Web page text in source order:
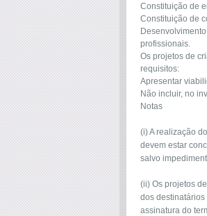
Constituição de
Constituição de
profissionais.
Os projetos de
requisitos:
Apresentar
Não incluir, no
Notas
(i) A realização
devem estar
salvo
(ii) Os projetos
dos
assinatura do